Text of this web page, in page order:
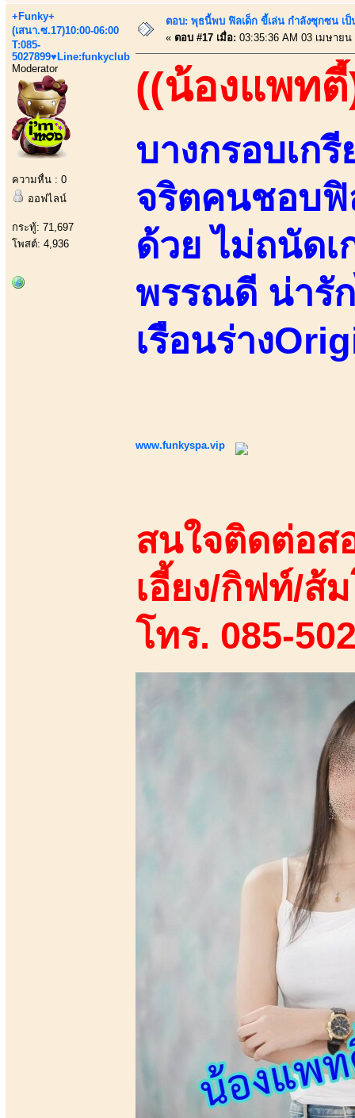
+Funky+
(เสนา.ซ.17)10:00-06:00
T:085-
5027899♥Line:funkyclub
Moderator
ความหื่น : 0
ออฟไลน์
กระทู้: 71,697
โพสต์: 4,936
ตอบ: พุธนี้พบ ฟิลเด็ก ขี้เล่น กำลังซุกซน เ
« ตอบ #17 เมื่อ: 03:35:36 AM 03 เมษายน
((น้องแพท
บางกรอบเก
จริตคนชอบฟิ
ด้วย ไม่ถนัด
พรรณดี น่ารั
เรือนร่าง
www.funkyspa.vip
สนใจติดต่อส
เอี้ยง/กิฟท์/ส้
โทร. 085-